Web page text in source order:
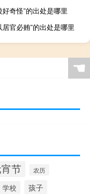
好奇怪”的出处是哪里
居官必贿”的出处是哪里
☚
节 农历
学校 孩子